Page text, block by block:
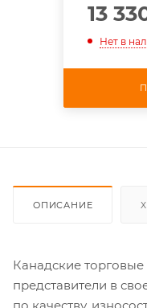
13
Нет в
ОПИСАНИЕ
Канадские
представители в
по качеству,